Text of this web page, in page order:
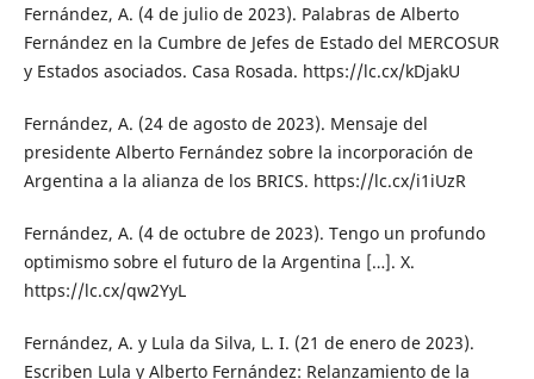
Fernández, A. (4 de julio de 2023). Palabras de Alberto
Fernández en la Cumbre de Jefes de Estado del MERCOSUR
y Estados asociados. Casa Rosada. https://lc.cx/kDjakU
Fernández, A. (24 de agosto de 2023). Mensaje del
presidente Alberto Fernández sobre la incorporación de
Argentina a la alianza de los BRICS. https://lc.cx/i1iUzR
Fernández, A. (4 de octubre de 2023). Tengo un profundo
optimismo sobre el futuro de la Argentina […]. X.
https://lc.cx/qw2YyL
Fernández, A. y Lula da Silva, L. I. (21 de enero de 2023).
Escriben Lula y Alberto Fernández: Relanzamiento de la